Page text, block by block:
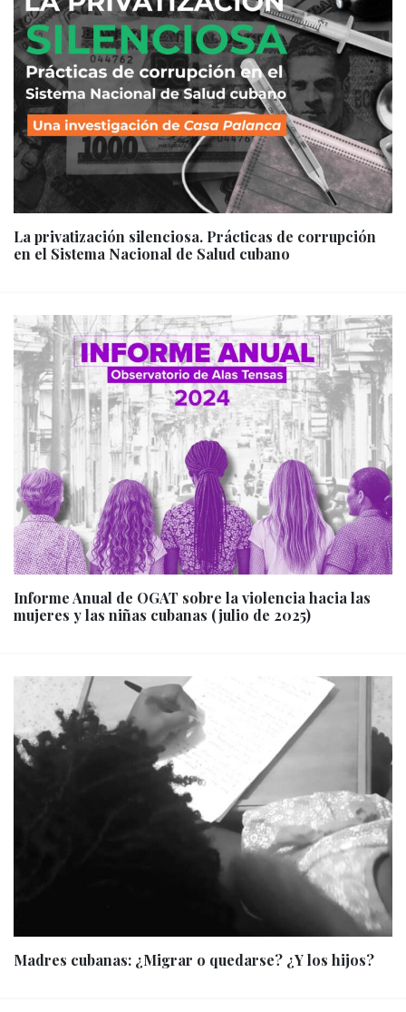
La privatización silenciosa. Prácticas de corrupción
en el Sistema Nacional de Salud cubano
Informe Anual de OGAT sobre la violencia hacia las
mujeres y las niñas cubanas (julio de 2025)
Madres cubanas: ¿Migrar o quedarse? ¿Y los hijos?